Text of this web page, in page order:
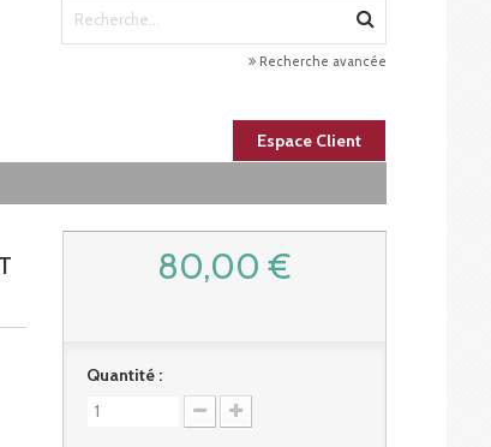
Recherche avancée
Espace Client
80,00 €
Quantité :